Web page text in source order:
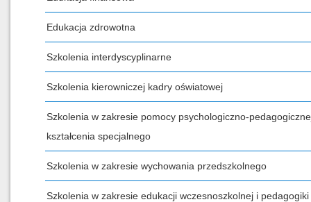
Edukacja zdrowotna
Szkolenia interdyscyplinarne
Szkolenia kierowniczej kadry oświatowej
Szkolenia w zakresie pomocy psychologiczno-
kształcenia specjalnego
Szkolenia w zakresie wychowania przedszkolnego
Szkolenia w zakresie edukacji wczesnoszkolnej i pedagogiki